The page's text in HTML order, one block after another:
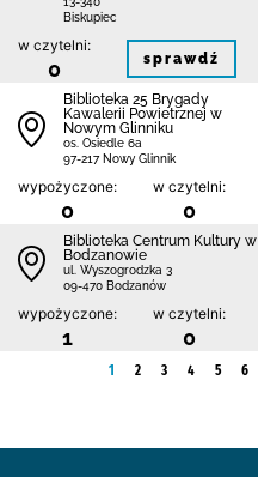
Biskupiec
w czytelni:
0 sprawdź
Biblioteka 25 Brygady
Kawalerii Powietrznej w
Nowym Glinniku
os. Osiedle 6a
97-217 Nowy Glinnik
wypożyczone:
0
w czytelni:
0
Biblioteka Centrum Kultury w
Bodzanowie
ul. Wyszogrodzka 3
09-470 Bodzanów
wypożyczone:
1
w czytelni:
0
1 2 3 4 5 6